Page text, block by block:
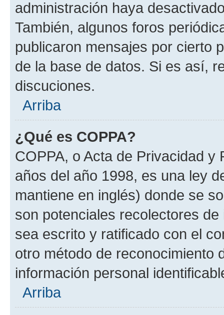
administración haya
También, algunos foros
publicaron mensajes por cierto
de la base de datos. Si es así,
discuciones.
Arriba
¿Qué es COPPA?
COPPA, o Acta de Privacidad
años del año 1998, es una ley
mantiene en inglés) donde se
son potenciales recolectores
sea escrito y ratificado con el
otro método de reconocimiento
información personal
Arriba